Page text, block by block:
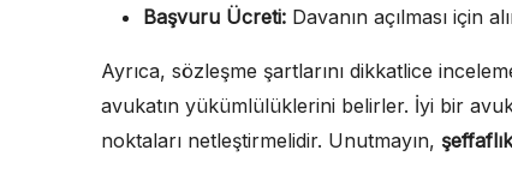
Başvuru Ücreti: Davanın açılması için
Ayrıca, sözleşme şartlarını dikkatlice
avukatın yükümlülüklerini belirler. İyi bir
noktaları netleştirmelidir. Unutmayın, şeffaflık